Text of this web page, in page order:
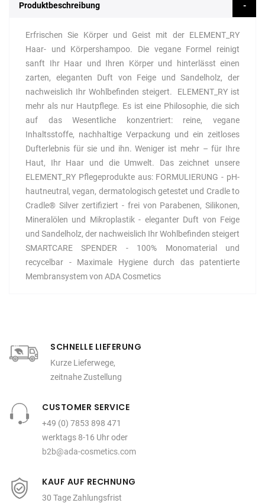
Produktbeschreibung
Erfrischen Sie Körper und Geist mit der ELEMENT_RY
Haar- und Körpershampoo. Die vegane Formel reinigt
sanft Ihr Haar und Ihren Körper und hinterlässt einen
zarten, eleganten Duft von Feige und Sandelholz, der
nachweislich Ihr Wohlbefinden steigert. ELEMENT_RY ist
mehr als nur Hautpflege. Es ist eine Philosophie, die sich
auf das Wesentliche konzentriert: reine, vegane
Inhaltsstoffe, nachhaltige Verpackung und ein zeitloses
Dufterlebnis für sie und ihn. Weniger ist mehr – für Ihre
Haut, Ihr Haar und die Umwelt. Das zeichnet unsere
ELEMENT_RY Pflegeprodukte aus: FORMULIERUNG - pH-
hautneutral, vegan, dermatologisch getestet und Cradle to
Cradle® Silver zertifiziert - frei von Parabenen, Silikonen,
Mineralölen und Mikroplastik - eleganter Duft von Feige
und Sandelholz, der nachweislich Ihr Wohlbefinden steigert
SMARTCARE SPENDER - 100% Monomaterial und
recycelbar - Maximale Hygiene durch das patentierte
Membransystem von ADA Cosmetics
SCHNELLE LIEFERUNG
Kurze Lieferwege,
zeitnahe Zustellung
CUSTOMER SERVICE
+49 (0) 7853 898 471
werktags 8-16 Uhr oder
b2b@ada-cosmetics.com
KAUF AUF RECHNUNG
30 Tage Zahlungsfrist